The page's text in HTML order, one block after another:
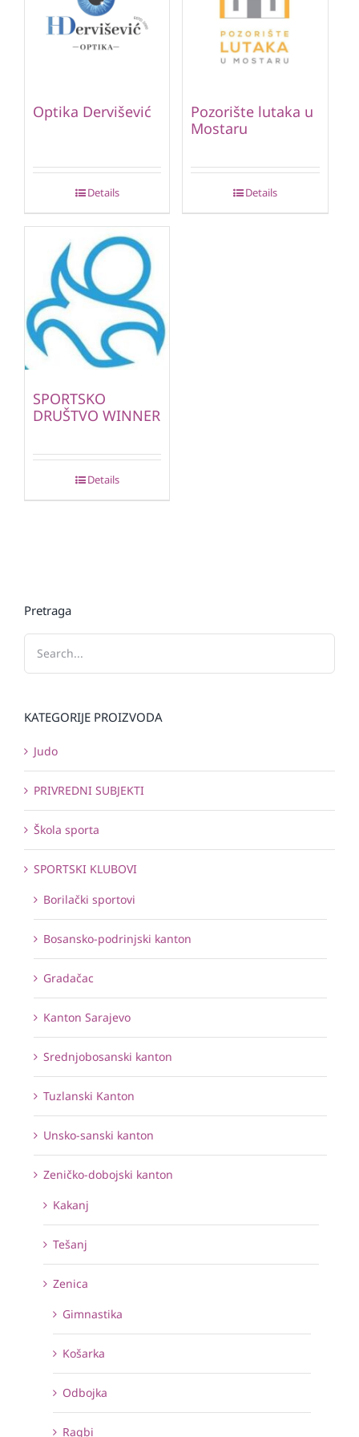
Optika Dervišević
Details
Pozorište lutaka u
Mostaru
Details
SPORTSKO
DRUŠTVO WINNER
Details
Pretraga
KATEGORIJE PROIZVODA
Judo
PRIVREDNI SUBJEKTI
Škola sporta
SPORTSKI KLUBOVI
Borilački sportovi
Bosansko-podrinjski kanton
Gradačac
Kanton Sarajevo
Srednjobosanski kanton
Tuzlanski Kanton
Unsko-sanski kanton
Zeničko-dobojski kanton
Kakanj
Tešanj
Zenica
Gimnastika
Košarka
Odbojka
Ragbi